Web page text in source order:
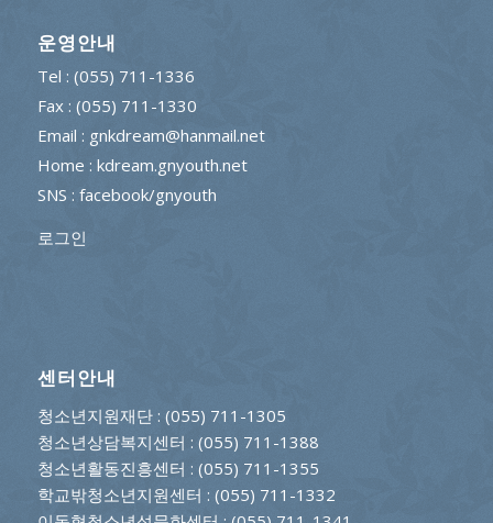
운영안내
Tel : (055) 711-1336
Fax : (055) 711-1330
Email : gnkdream@hanmail.net
Home : kdream.gnyouth.net
SNS : facebook/gnyouth
로그인
센터안내
청소년지원재단: (055) 711-1305
청소년상담복지센터 : (055) 711-1388
청소년활동진흥센터 : (055) 711-1355
학교밖청소년지원센터 : (055) 711-1332